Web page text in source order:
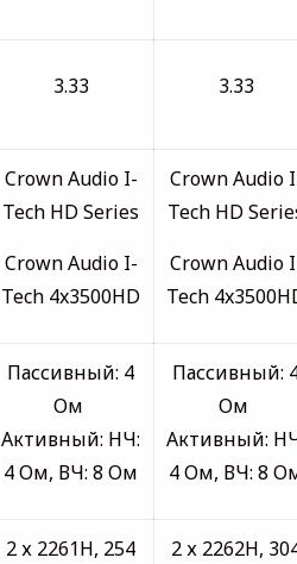
3.33 3.33
Crown Audio I-
Tech HD Series
Crown Audio I-
Tech 4x3500HD
Crown Audio
Tech HD
Crown Audio
Tech
Пассивный: 4
Ом
Активный: НЧ:
4 Ом, ВЧ: 8 Ом
Пассивный:
Ом
Активный:
4 Ом, ВЧ: 8
2 х 2261H, 254
2 х 2262H,